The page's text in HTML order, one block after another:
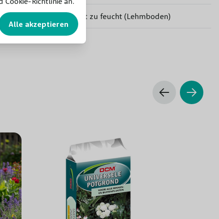
Alle akzeptieren
Alle – nicht zu feucht (Lehmboden)
Durchschnittlich
September
Süß/Sauer
2 Wochen